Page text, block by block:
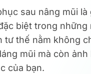
sau nâng mũi là
biệt trong những
tư thế nằm không
mũi mà còn ảnh
của bạn.